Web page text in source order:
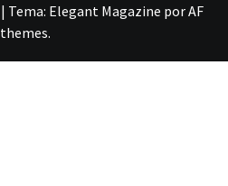
| Tema: Elegant Magazine porAF
themes.